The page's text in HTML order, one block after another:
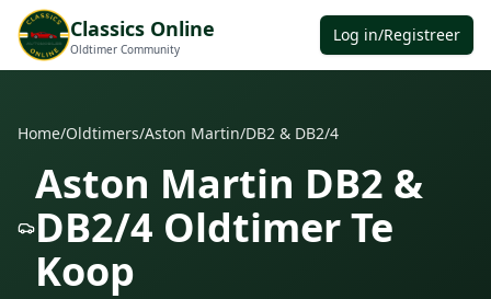
Classics Online
Oldtimer Community
Log in/Registreer
Home/Oldtimers/Aston Martin/DB2 & DB2/4
Aston Martin DB2 &
DB2/4 Oldtimer Te
Koop